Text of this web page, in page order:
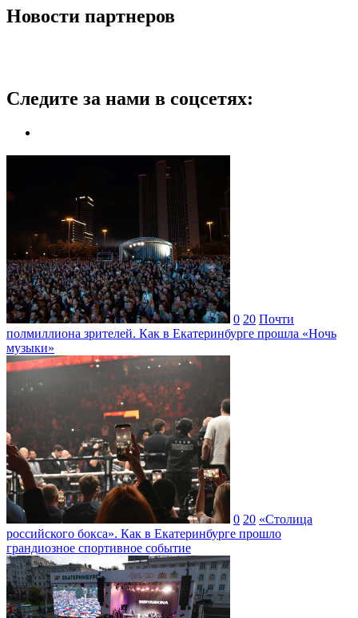
Новости партнеров
Следите за нами в соцсетях:
0 20 Почти
полмиллиона зрителей. Как в Екатеринбурге прошла «Ночь
музыки»
0 20 «Столица
российского бокса». Как в Екатеринбурге прошло
грандиозное спортивное событие